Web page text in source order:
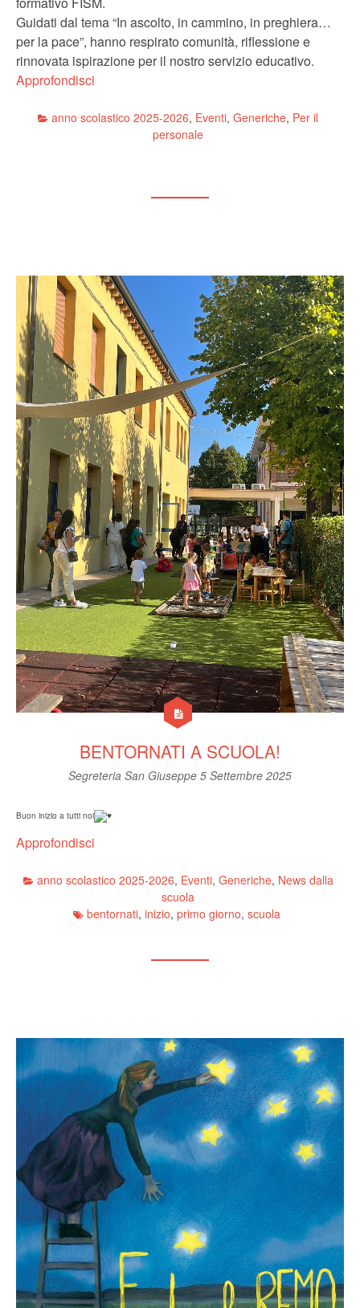
Guidati dal tema “In ascolto, in cammino, in preghiera…
per la pace”, hanno respirato comunità, riflessione e
rinnovata ispirazione per il nostro servizio educativo.
Approfondisci
anno scolastico 2025-2026, Eventi, Generiche, Per il
personale
BENTORNATI A SCUOLA!
Segreteria San Giuseppe 5 Settembre 2025
Buon inizio a tutti noi
Approfondisci
anno scolastico 2025-2026, Eventi, Generiche, News dalla
scuola
bentornati, inizio, primo giorno, scuola